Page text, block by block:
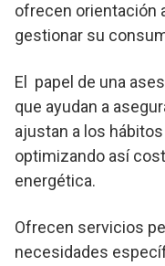
ofrecen orientación
gestionar su
El papel de una
que ayudan a
ajustan a los
optimizando así
energética.
Ofrecen servicios
necesidades